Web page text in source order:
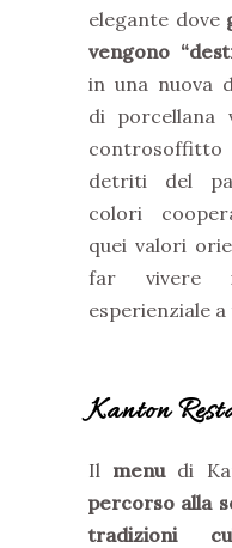
elegante dove
vengono
in una nuova
di porcellana
controsoffitto
detriti del
colori
quei valori
far vivere
esperienziale
Kanton
Il menudi
percorso alla
tradizioni